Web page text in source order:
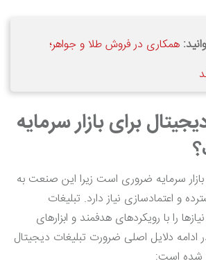
همکاری در فروش طلا و جواهر؛
برای بازار سرمایه
بازار سرمایه ضروری است زیرا این صنعت به
و اعتمادسازی نیاز دارد. تبلیغات
را با رویکردهای هدفمند و ابزارهای
ادامه دلایل اصلی ضرورت تبلیغات دیجیتال
شده است: